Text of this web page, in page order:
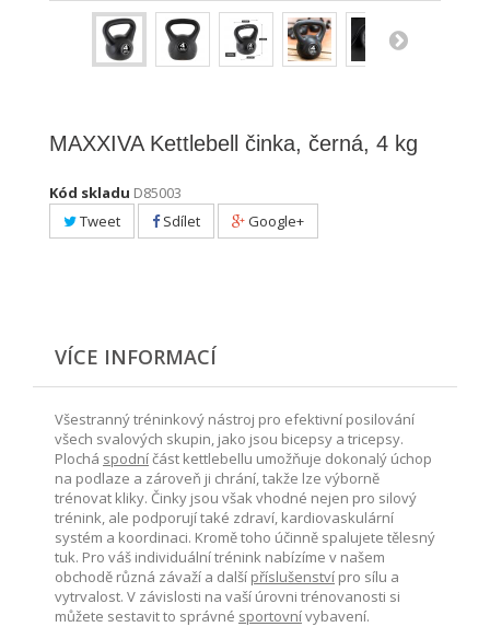
MAXXIVA Kettlebell činka, černá, 4 kg
Kód skladu D85003
Tweet
Sdílet Google+
VÍCE INFORMACÍ
Všestranný tréninkový nástroj pro efektivní posilování
všech svalových skupin, jako jsou bicepsy a tricepsy.
Plochá spodníčást kettlebellu umožňuje dokonalý úchop
na podlaze a zároveň ji chrání, takže lze výborně
trénovat kliky. Činky jsou však vhodné nejen pro silový
trénink, ale podporují také zdraví, kardiovaskulární
systém a koordinaci. Kromě toho účinně spalujete tělesný
tuk. Pro váš individuální trénink nabízíme v našem
obchodě různá závaží a další příslušenství pro sílu a
vytrvalost. V závislosti na vaší úrovni trénovanosti si
můžete sestavit to správné sportovnívybavení.